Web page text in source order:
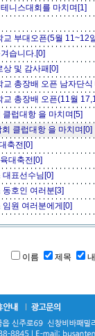
니스대회를 마치며[1]
교 부대오픈(5월 11~12
습니다.[0]
및 감사패[0]
교 총장배 오픈 남자단
교 총장배 오픈(11월
럽대항 을 마치며[5]
클럽대항 을 마치며[0]
축전[0]
대축전[0]
대표선수님[0]
호인 여러분[3]
원 여러분에게[0]
이름 제목